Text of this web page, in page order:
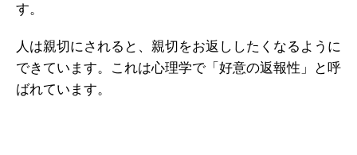
す。
人は親切にされると、親切をお返ししたくなるように
できています。これは心理学で「好意の返報性」と呼
ばれています。